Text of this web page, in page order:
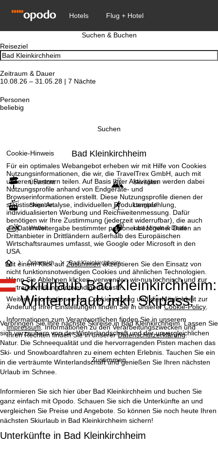
Cookie-Hinweis
Für ein optimales Webangebot erheben wir mit Hilfe von Cookies
Nutzungsinformationen, die wir, die TravelTrex GmbH, auch mit
unseren Partnern teilen. Auf Basis Ihrer Aktivitäten werden dabei
Nutzungsprofile anhand von Endgeräte- und
Browserinformationen erstellt. Diese Nutzungsprofile dienen der
statistischen Analyse, individuellen Produktempfehlung,
individualisierten Werbung und Reichweitenmessung. Dafür
benötigen wir Ihre Zustimmung (jederzeit widerrufbar), die auch
die Datenweitergabe bestimmter personenbezogener Daten an
Drittanbieter in Drittländern außerhalb des Europäischen
Wirtschaftsraumes umfasst, wie Google oder Microsoft in den
USA.
Mit einem Klick aufZustimmenakzeptieren Sie den Einsatz von
nicht funktionsnotwendigen Cookies und ähnlichen Technologien.
Wenn SieAblehnen klicken, verwenden wir nur technisch und zur
Vertragserfüllung notwendige Dienste.
Weitere Informationen zur Cookienutzung und die Möglichkeit zur
Änderung Ihrer Einstellungen finden Sie in unsererCookie-Policy.
Informationen zum Verantwortlichen finden Sie in unserem
Impressum. Informationen zu den Verarbeitungszwecken und
Ihren Rechten finden Sie in unsererDatenschutzerklärung.
Zustimmen
Suchen & Buchen
Reiseziel
Zeitraum & Dauer
10.08.26 – 31.05.28 | 7 Nächte
Personen
beliebig
Suchen
Bad Kleinkirchheim
Übersicht Skiregion
Skigebiet Langlauf
Wetter Last-Minute & Deals
S
t
a
r
t
s
i
t
Österreich Bad Kleinkirchheim
Skiurlaub Bad Kleinkirchheim:
Winterurlaub inkl. Skipass!
Verbringen Sie Ihre nächste Skireise in Bad Kleinkirchheim. Lassen Sie
sich verzaubern von der Winterlandschaft und der unvergleichlichen
Natur. Die Schneequalität und die hervorragenden Pisten machen das
Ski- und Snowboardfahren zu einem echten Erlebnis. Tauchen Sie ein
in die verträumte Winterlandschaft und genießen Sie Ihren nächsten
Urlaub im Schnee.
Informieren Sie sich hier über Bad Kleinkirchheim und buchen Sie
ganz einfach mit Opodo. Schauen Sie sich die Unterkünfte an und
vergleichen Sie Preise und Angebote. So können Sie noch heute Ihren
nächsten Skiurlaub in Bad Kleinkirchheim sichern!
Unterkünfte in Bad Kleinkirchheim